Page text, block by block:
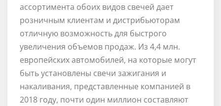
ассортимента обоих видов свечей дает
розничным клиентам и дистрибьюторам
отличную возможность для быстрого
увеличения объемов продаж. Из 4,4 млн.
европейских автомобилей, на которые могут
быть установлены свечи зажигания и
накаливания, представленные компанией в
2018 году, почти один миллион составляют